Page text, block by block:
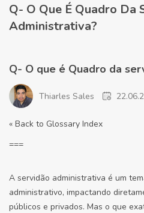
Q- O Que É Quadro Da
Administrativa?
Q- O que é Quadro da
Thiarles Sales
« Back to Glossary Index
===
A servidão administrativa é um
administrativo, impactando
públicos e privados. Mas o que